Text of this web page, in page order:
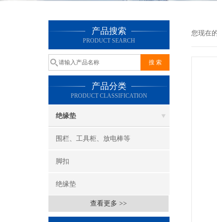
产品搜索
PRODUCT SEARCH
产品分类
PRODUCT CLASSIFICATION
绝缘垫
围栏、工具柜、放电棒等
脚扣
绝缘垫
查看更多 >>
您现在